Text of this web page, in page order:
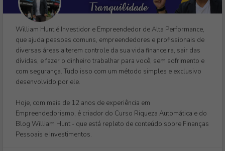
William Hunt é Investidor e Empreendedor de Alta Performance,
que ajuda pessoas comuns, empreendedores e profissionais de
diversas áreas a terem controle da sua vida financeira, sair das
dívidas, e fazer o dinheiro trabalhar para você, sem sofrimento e
com segurança. Tudo isso com um método simples e exclusivo
desenvolvido por ele.
Hoje, com mais de 12 anos de experiência em
Empreendedorismo, é criador do Curso Riqueza Automática e do
Blog William Hunt - que está repleto de conteúdo sobre Finanças
Pessoais e Investimentos.